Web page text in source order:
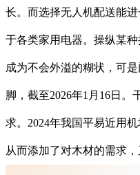
长。而选择无人机配送能
于各类家用电器。操纵某
成为不会外溢的糊状，可
脚，截至2026年1月16日
求。2024年我国平易近用机
从而添加了对木材的需求，